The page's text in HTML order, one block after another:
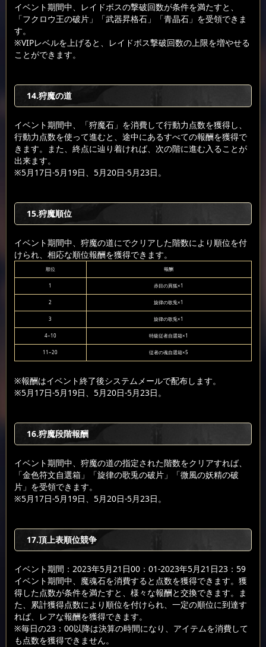
イベント期間中、レイドボスの撃破回数が条件を満たすと、
「フクロウ王の破片」「武器昇格石」「青晶石」を受領できま
す。
※VIPレベルを上げると、レイドボス撃破回数の上限を増やせる
ことができます。
14.狩魔の道
イベント期間中、「狩魔石」を消費して行動力点数を獲得し、
行動力点数を使って進むと、途中にあるすべての報酬を獲得で
きます。また、終点に辿り着ければ、次の階に進む入ることが
出来ます。
※5月17日-5月19日、5月20日-5月23日。
15.狩魔順位
イベント期間中、狩魔の道にでクリアした階数により順位を付
けられ、相応な順位報酬を獲得できます。
順位 報酬
1 赤目の異狐×1
2 旋律の歌兎×1
3 旋律の歌兎×1
4~10 特級従者自選箱×1
11~20 従者の魂自選箱×5
※報酬はイベント終了後システムメールで配布します。
※5月17日-5月19日、5月20日-5月23日。
16.狩魔段階報酬
イベント期間中、狩魔の道の指定された階数をクリアすれば、
「金色符文自選箱」「旋律の歌兎の破片」「微風の妖精の破
片」を受領できます。
※5月17日-5月19日、5月20日-5月23日。
17.頂上表順位競争
イベント期間：2023年5月21日00：01-2023年5月21日23：59
イベント期間中、魔魂石を消費すると点数を獲得できます。獲
得した点数が条件を満たすと、様々な報酬と交換できます。ま
た、累計獲得点数により順位を付けられ、一定の順位に到達す
れば、レアな報酬を獲得できます。
※毎日の23：00以降は決算の時間になり、アイテムを消費して
も点数を獲得できません。